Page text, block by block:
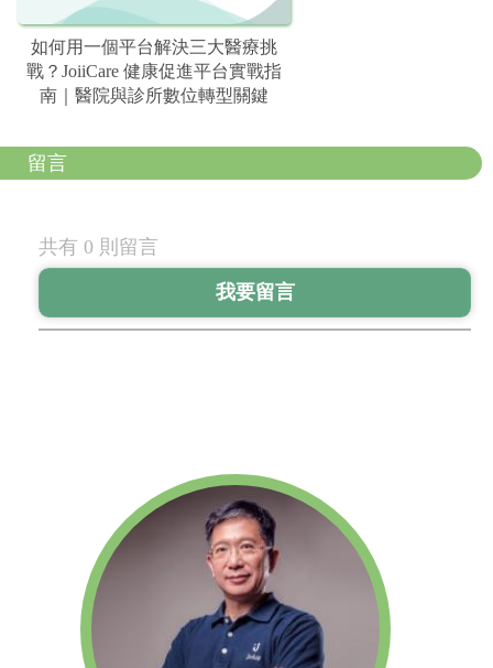
如何用一個平台解決三大醫療挑
戰？JoiiCare 健康促進平台實戰指
南｜醫院與診所數位轉型關鍵
留言
共有 0 則留言